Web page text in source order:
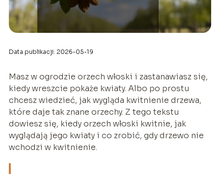
Data publikacji: 2026-05-19
Masz w ogrodzie orzech włoski i zastanawiasz się,
kiedy wreszcie pokaże kwiaty. Albo po prostu
chcesz wiedzieć, jak wygląda kwitnienie drzewa,
które daje tak znane orzechy. Z tego tekstu
dowiesz się, kiedy orzech włoski kwitnie, jak
wyglądają jego kwiaty i co zrobić, gdy drzewo nie
wchodzi w kwitnienie.